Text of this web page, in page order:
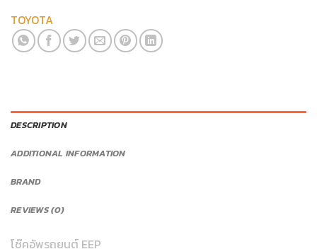
TOYOTA
DESCRIPTION
ADDITIONAL INFORMATION
BRAND
REVIEWS (0)
โช๊คอัพรถยนต์ EEP